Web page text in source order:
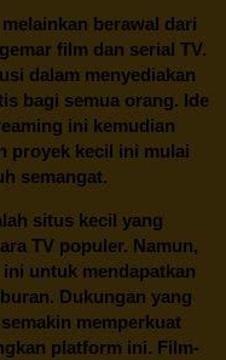
berawal dari
film dan serial TV.
dalam menyediakan
bagi semua orang. Ide
ini kemudian
proyek kecil ini mulai
semangat.
situs kecil yang
TV populer. Namun,
untuk mendapatkan
Dukungan yang
memperkuat
platform ini. Film-